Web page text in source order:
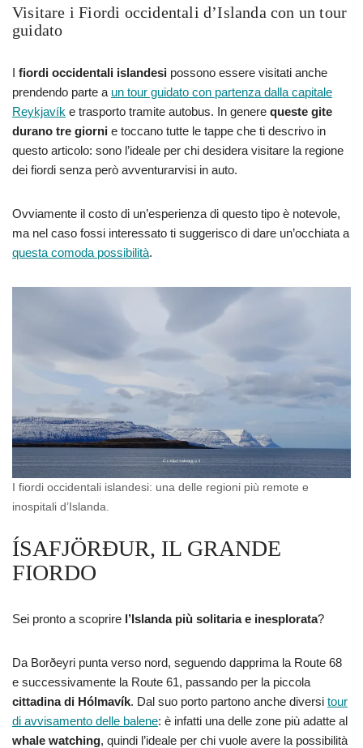
Visitare i Fiordi occidentali d’Islanda con un tour
guidato
I fiordi occidentali islandesi possono essere visitati anche
prendendo parte a un tour guidato con partenza dalla capitale
Reykjavík e trasporto tramite autobus. In genere queste gite
durano tre giorni e toccano tutte le tappe che ti descrivo in
questo articolo: sono l’ideale per chi desidera visitare la regione
dei fiordi senza però avventurarvisi in auto.
Ovviamente il costo di un’esperienza di questo tipo è notevole,
ma nel caso fossi interessato ti suggerisco di dare un’occhiata a
questa comoda possibilità.
I fiordi occidentali islandesi: una delle regioni più remote e
inospitali d’Islanda.
ÍSAFJÖRÐUR, IL GRANDE
FIORDO
Sei pronto a scoprire l’Islanda più solitaria e inesplorata?
Da Borðeyri punta verso nord, seguendo dapprima la Route 68
e successivamente la Route 61, passando per la piccola
cittadina di Hólmavík. Dal suo porto partono anche diversi tour
di avvisamento delle balene: è infatti una delle zone più adatte al
whale watching, quindi l’ideale per chi vuole avere la possibilità